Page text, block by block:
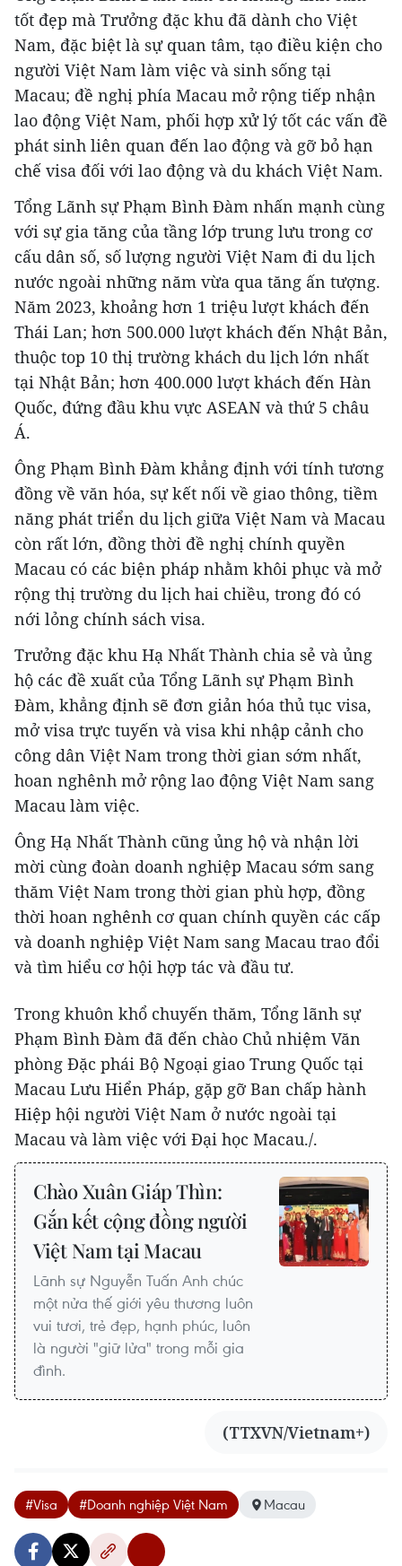
tốt đẹp mà Trưởng đặc khu đã dành cho Việt
Nam, đặc biệt là sự quan tâm, tạo điều kiện cho
người Việt Nam làm việc và sinh sống tại
Macau; đề nghị phía Macau mở rộng tiếp nhận
lao động Việt Nam, phối hợp xử lý tốt các vấn đề
phát sinh liên quan đến lao động và gỡ bỏ hạn
chế visa đối với lao động và du khách Việt Nam.
Tổng Lãnh sự Phạm Bình Đàm nhấn mạnh cùng
với sự gia tăng của tầng lớp trung lưu trong cơ
cấu dân số, số lượng người Việt Nam đi du lịch
nước ngoài những năm vừa qua tăng ấn tượng.
Năm 2023, khoảng hơn 1 triệu lượt khách đến
Thái Lan; hơn 500.000 lượt khách đến Nhật Bản,
thuộc top 10 thị trường khách du lịch lớn nhất
tại Nhật Bản; hơn 400.000 lượt khách đến Hàn
Quốc, đứng đầu khu vực ASEAN và thứ 5 châu
Á.
Ông Phạm Bình Đàm khẳng định với tính tương
đồng về văn hóa, sự kết nối về giao thông, tiềm
năng phát triển du lịch giữa Việt Nam và Macau
còn rất lớn, đồng thời đề nghị chính quyền
Macau có các biện pháp nhằm khôi phục và mở
rộng thị trường du lịch hai chiều, trong đó có
nới lỏng chính sách visa.
Trưởng đặc khu Hạ Nhất Thành chia sẻ và ủng
hộ các đề xuất của Tổng Lãnh sự Phạm Bình
Đàm, khẳng định sẽ đơn giản hóa thủ tục visa,
mở visa trực tuyến và visa khi nhập cảnh cho
công dân Việt Nam trong thời gian sớm nhất,
hoan nghênh mở rộng lao động Việt Nam sang
Macau làm việc.
Ông Hạ Nhất Thành cũng ủng hộ và nhận lời
mời cùng đoàn doanh nghiệp Macau sớm sang
thăm Việt Nam trong thời gian phù hợp, đồng
thời hoan nghênh cơ quan chính quyền các cấp
và doanh nghiệp Việt Nam sang Macau trao đổi
và tìm hiểu cơ hội hợp tác và đầu tư.
Trong khuôn khổ chuyến thăm, Tổng lãnh sự
Phạm Bình Đàm đã đến chào Chủ nhiệm Văn
phòng Đặc phái Bộ Ngoại giao Trung Quốc tại
Macau Lưu Hiển Pháp, gặp gỡ Ban chấp hành
Hiệp hội người Việt Nam ở nước ngoài tại
Macau và làm việc với Đại học Macau./.
Chào Xuân Giáp Thìn:
Gắn kết cộng đồng người
Việt Nam tại Macau
Lãnh sự Nguyễn Tuấn Anh chúc
một nửa thế giới yêu thương luôn
vui tươi, trẻ đẹp, hạnh phúc, luôn
là người "giữ lửa" trong mỗi gia
đình.
(TTXVN/Vietnam+)
#Visa #Doanh nghiệp Việt Nam Macau